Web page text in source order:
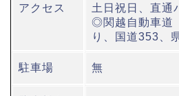
アクセス
土日祝日、直通
◎関越自動車道
り、国道353、
駐車場 無